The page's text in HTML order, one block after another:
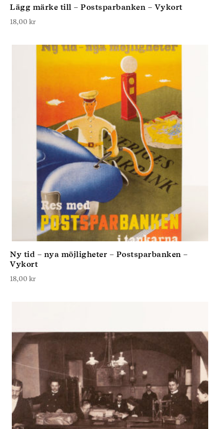
Lägg märke till – Postsparbanken – Vykort
18,00 kr
Ny tid – nya möjligheter – Postsparbanken –
Vykort
18,00 kr